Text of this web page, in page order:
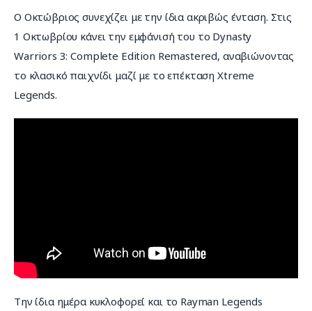
Ο Οκτώβριος συνεχίζει με την ίδια ακριβώς ένταση. Στις
1 Οκτωβρίου κάνει την εμφάνισή του το Dynasty
Warriors 3: Complete Edition Remastered, αναβιώνοντας
το κλασικό παιχνίδι μαζί με το επέκταση Xtreme
Legends.
Την ίδια ημέρα κυκλοφορεί και το Rayman Legends